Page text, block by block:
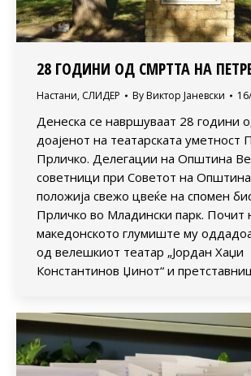
28 ГОДИНИ ОД СМРТТА НА
Настани, СЛИДЕР By Виктор Јаневски
Денеска се навршуваат 28 години
доајенот на театарската уметност
Прличко. Делегации на Општина
советници при Советот на
положија свежо цвеќе на спомен
Прличко во Младински парк. Почит
македонското глумиште му
од велешкиот театар „Јордан Хаџи
Константинов Џинот“ и